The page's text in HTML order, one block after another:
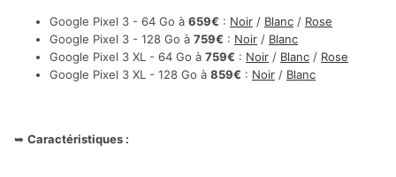
Google Pixel 3 - 64 Go à 659€ : Noir / Blanc / Rose
Google Pixel 3 - 128 Go à 759€ : Noir / Blanc
Google Pixel 3 XL - 64 Go à 759€ : Noir / Blanc / Rose
Google Pixel 3 XL - 128 Go à 859€ : Noir / Blanc
➥ Caractéristiques :